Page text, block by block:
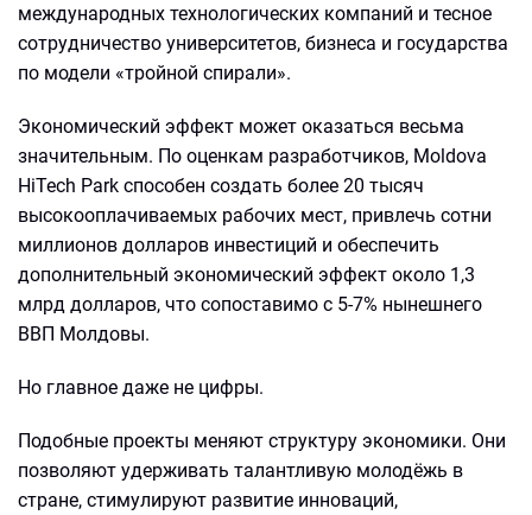
международных технологических компаний и тесное
сотрудничество университетов, бизнеса и государства
по модели «тройной спирали».
Экономический эффект может оказаться весьма
значительным. По оценкам разработчиков, Moldova
HiTech Park способен создать более 20 тысяч
высокооплачиваемых рабочих мест, привлечь сотни
миллионов долларов инвестиций и обеспечить
дополнительный экономический эффект около 1,3
млрд долларов, что сопоставимо с 5-7% нынешнего
ВВП Молдовы.
Но главное даже не цифры.
Подобные проекты меняют структуру экономики. Они
позволяют удерживать талантливую молодёжь в
стране, стимулируют развитие инноваций,